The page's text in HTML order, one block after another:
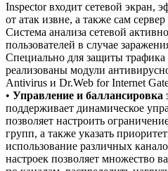
Inspector входит сетевой экран,
от атак извне, а также сам
Система анализа сетевой
пользователей в случае
Специально для защиты
реализованы модули
Antivirus и Dr.Web for Internet
• Управление и баллансировка
поддерживает динамическое
позволяет настроить
групп, а также указать
использование различных
настроек позволяет множество